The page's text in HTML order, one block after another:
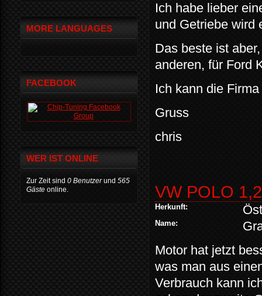
Ich habe lieber
und Getriebe wird
Das beste ist
anderen, für Ford
Ich kann die
Gruss
chris
VW POLO
Herkunft:
Name:
Motor hat jetzt
was man aus
Verbrauch kann
MORE LANGUAGES
FACEBOOK
WER IST ONLINE
Zur Zeit sind 0 Benutzerund 565
Gäste online.